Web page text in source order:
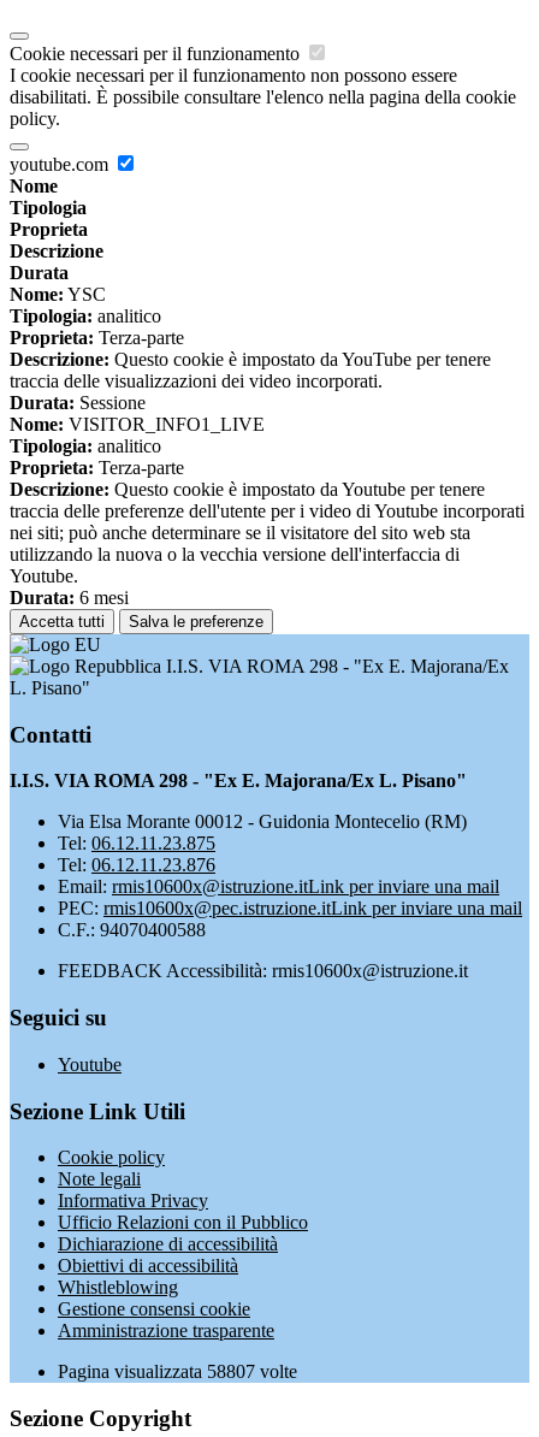
Cookie necessari per il funzionamento
I cookie necessari per il funzionamento non possono essere
disabilitati. È possibile consultare l'elenco nella pagina della cookie
policy.
youtube.com
Nome
Tipologia
Proprieta
Descrizione
Durata
Nome: YSC
Tipologia: analitico
Proprieta: Terza-parte
Descrizione: Questo cookie è impostato da YouTube per tenere
traccia delle visualizzazioni dei video incorporati.
Durata: Sessione
Nome: VISITOR_INFO1_LIVE
Tipologia: analitico
Proprieta: Terza-parte
Descrizione: Questo cookie è impostato da Youtube per tenere
traccia delle preferenze dell'utente per i video di Youtube incorporati
nei siti; può anche determinare se il visitatore del sito web sta
utilizzando la nuova o la vecchia versione dell'interfaccia di
Youtube.
Durata: 6 mesi
Accetta tutti Salva le preferenze
I.I.S. VIA ROMA 298 - "Ex E. Majorana/Ex
L. Pisano"
Contatti
I.I.S. VIA ROMA 298 - "Ex E. Majorana/Ex L. Pisano"
Via Elsa Morante 00012 - Guidonia Montecelio (RM)
Tel: 06.12.11.23.875
Tel: 06.12.11.23.876
Email: rmis10600x@istruzione.itLink per inviare una mail
PEC: rmis10600x@pec.istruzione.itLink per inviare una mail
C.F.: 94070400588
FEEDBACK Accessibilità: rmis10600x@istruzione.it
Seguici su
Youtube
Sezione Link Utili
Cookie policy
Note legali
Informativa Privacy
Ufficio Relazioni con il Pubblico
Dichiarazione di accessibilità
Obiettivi di accessibilità
Whistleblowing
Gestione consensi cookie
Amministrazione trasparente
Pagina visualizzata 58807 volte
Sezione Copyright